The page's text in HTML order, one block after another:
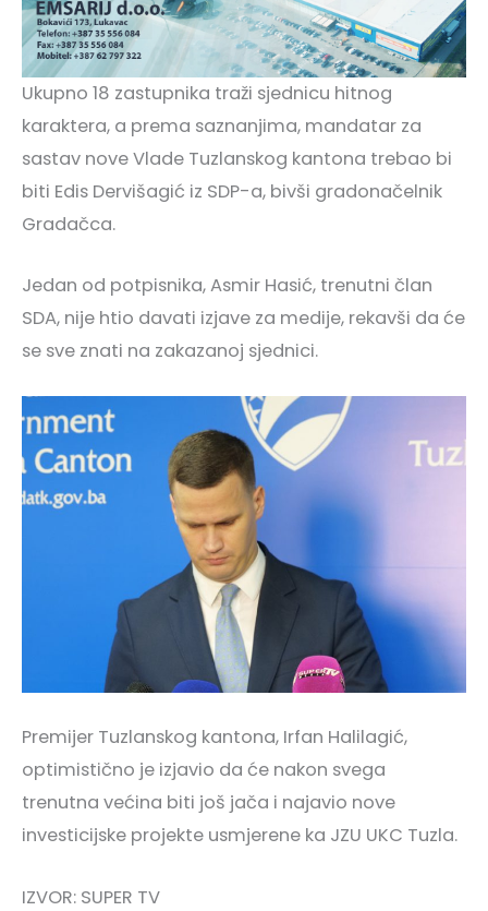
Ukupno 18 zastupnika traži sjednicu hitnog
karaktera, a prema saznanjima, mandatar za
sastav nove Vlade Tuzlanskog kantona trebao bi
biti Edis Dervišagić iz SDP-a, bivši gradonačelnik
Gradačca.
Jedan od potpisnika, Asmir Hasić, trenutni član
SDA, nije htio davati izjave za medije, rekavši da će
se sve znati na zakazanoj sjednici.
Premijer Tuzlanskog kantona, Irfan Halilagić,
optimistično je izjavio da će nakon svega
trenutna većina biti još jača i najavio nove
investicijske projekte usmjerene ka JZU UKC Tuzla.
IZVOR: SUPER TV